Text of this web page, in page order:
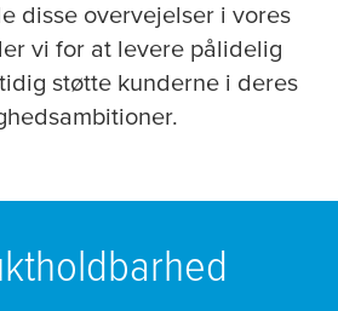
disse overvejelser i vores
vi for at levere pålidelig
støtte kunderne i deres